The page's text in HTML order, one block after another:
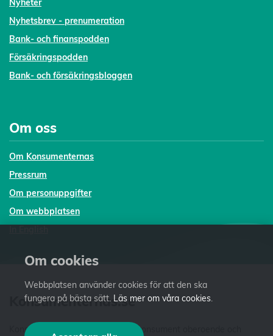
Nyheter
Nyhetsbrev - prenumeration
Bank- och finanspodden
Försäkringspodden
Bank- och försäkringsbloggen
Om oss
Om Konsumenternas
Pressrum
Om personuppgifter
Om webbplatsen
Konsumenternas.se
Konsumenternas.se ger dig som konsument oberoende och
Om cookies
Webbplatsen använder cookies för att den ska
fungera på bästa sätt. Läs mer om våra cookies.